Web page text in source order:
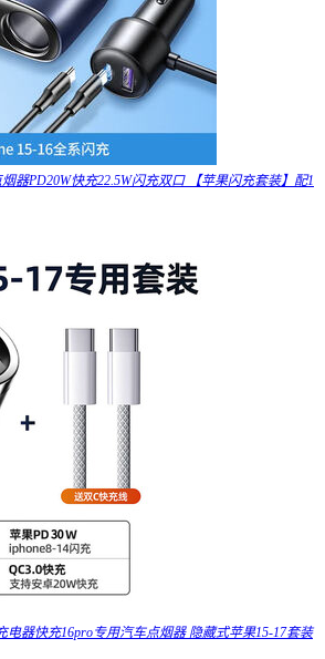
器PD20W快充22.5W闪充双口 【苹果闪充套装】配1
电器快充16pro专用汽车点烟器 隐藏式苹果15-17套装